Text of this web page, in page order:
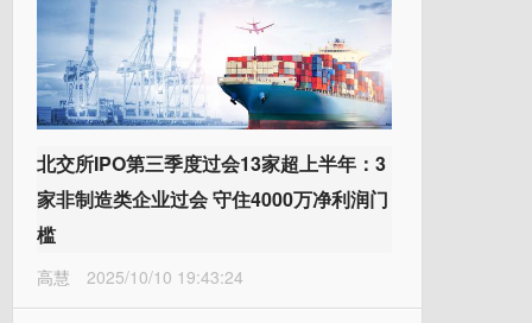
北交所IPO第三季度过会13家超上半年：3
家非制造类企业过会 守住4000万净利润门
槛
高慧 2025/10/10 19:43:24